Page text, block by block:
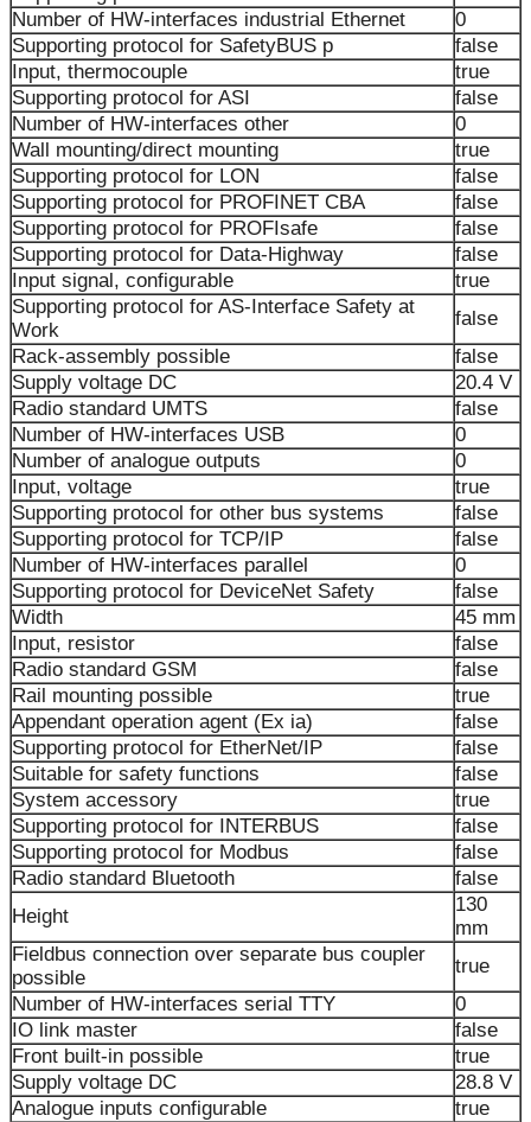
Number of HW-interfaces industrial Ethernet
0
Supporting protocol for SafetyBUS p
false
Input, thermocouple
true
Supporting protocol for ASI
false
Number of HW-interfaces other
0
Wall mounting/direct mounting
true
Supporting protocol for LON
false
Supporting protocol for PROFINET CBA
false
Supporting protocol for PROFIsafe
false
Supporting protocol for Data-Highway
false
Input signal, configurable
true
Supporting protocol for AS-Interface Safety at
Work
false
Rack-assembly possible
false
Supply voltage DC
20.4 V
Radio standard UMTS
false
Number of HW-interfaces USB
0
Number of analogue outputs
0
Input, voltage
true
Supporting protocol for other bus systems
false
Supporting protocol for TCP/IP
false
Number of HW-interfaces parallel
0
Supporting protocol for DeviceNet Safety
false
Width
45 mm
Input, resistor
false
Radio standard GSM
false
Rail mounting possible
true
Appendant operation agent (Ex ia)
false
Supporting protocol for EtherNet/IP
false
Suitable for safety functions
false
System accessory
true
Supporting protocol for INTERBUS
false
Supporting protocol for Modbus
false
Radio standard Bluetooth
false
Height
130
mm
Fieldbus connection over separate bus coupler
possible
true
Number of HW-interfaces serial TTY
0
IO link master
false
Front built-in possible
true
Supply voltage DC
28.8 V
Analogue inputs configurable
true